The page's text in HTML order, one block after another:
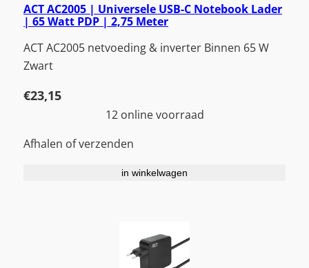
ACT AC2005 | Universele USB-C Notebook Lader
| 65 Watt PDP | 2,75 Meter
ACT AC2005 netvoeding & inverter Binnen 65 W
Zwart
€23,15
12 online voorraad
Afhalen of verzenden
in winkelwagen